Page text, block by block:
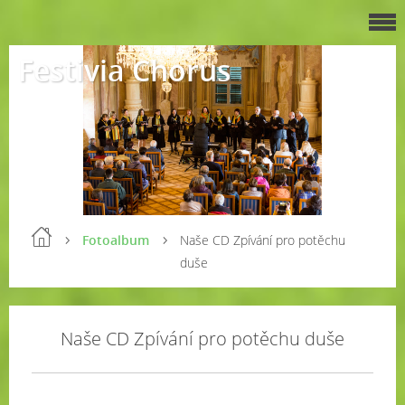
Festivia Chorus
Fotoalbum
Naše CD Zpívání pro potěchu
duše
Naše CD Zpívání pro potěchu duše